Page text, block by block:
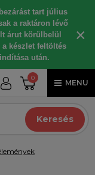
tart július
a raktáron lévő
árut körülbelül
készlet feltöltés
után.
×
0
MENU
Keresés